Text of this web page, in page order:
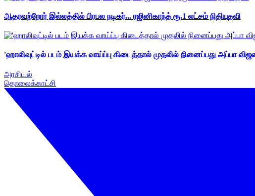
ஆதரவற்றோர் இல்லத்தில் பிரபல நடிகர்... ரஜினிகாந்த் ரூ.1 லட்சம் நிதியுதவி
'ஹாலிவுட்டில் படம் இயக்க வாய்ப்பு கிடைத்தால் முதலில் நினைப்பது அப்பா
அரசியல்
தொலைக்காட்சி